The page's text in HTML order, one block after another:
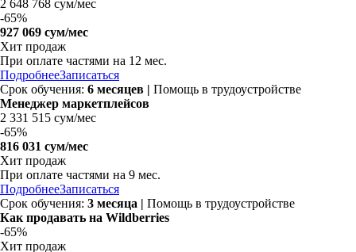
2 648 768 сум/мес
-65%
927 069 сум/мес
Хит продаж
При оплате частями на 12 мес.
ПодробнееЗаписаться
Срок обучения: 6 месяцев | Помощь в трудоустройстве
Менеджер маркетплейсов
2 331 515 сум/мес
-65%
816 031 сум/мес
Хит продаж
При оплате частями на 9 мес.
ПодробнееЗаписаться
Срок обучения: 3 месяца | Помощь в трудоустройстве
Как продавать на Wildberries
-65%
Хит продаж